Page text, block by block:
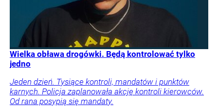
Wielka obława drogówki. Będą kontrolować tylko
jedno
Jeden dzień. Tysiące kontroli, mandatów i punktów
karnych. Policja zaplanowała akcję kontroli kierowców.
Od rana posypią się mandaty.